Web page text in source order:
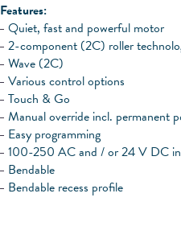
Features:
Quiet, fast and powerful motor
2-component (2C) roller
Wave (2C)
Various control options
Touch & Go
Manual override incl. permanent
Easy programming
100-250 AC and / or 24 V DC
Bendable
Bendable recess profile